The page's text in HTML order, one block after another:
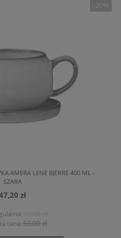
AMERA LENE BJERRE 400 ML -
SZARA
zł
cena: 59,00 zł
-20%